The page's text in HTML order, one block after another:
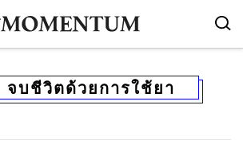
จบชีวิตด้วยการใช้ยา